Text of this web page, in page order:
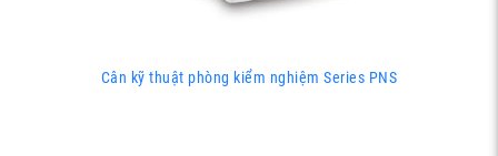
Cân kỹ thuật phòng kiểm nghiệm Series PNS